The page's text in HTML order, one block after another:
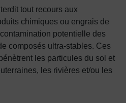
tout recours aux
chimiques ou engrais de
potentielle des
composés ultra-stables. Ces
les particules du sol et
les rivières et/ou les